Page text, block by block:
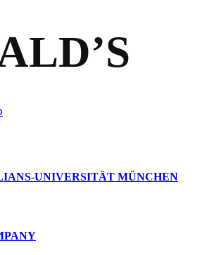
UNIVERSITÄT MÜNCHEN